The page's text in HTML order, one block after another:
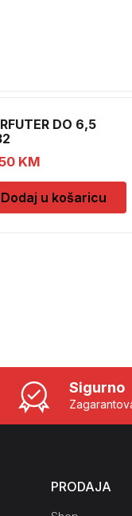
DO 6,5
KM
Dodaj u košaricu
Sigurno
PRODAJA